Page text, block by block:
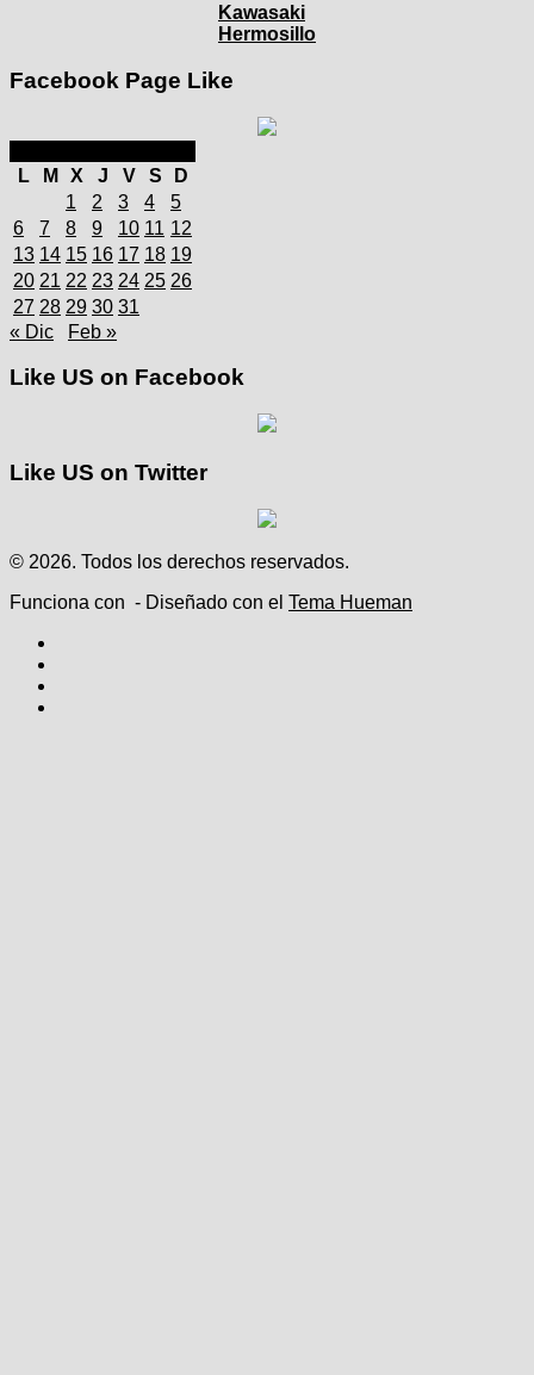
Kawasaki
Hermosillo
Facebook Page Like
L
M X J V S
D
1
2 3 4
5
6
7 8 9 10 11 12
13 14 15 16 17 18 19
20 21 22 23 24 25 26
27 28 29 30 31
« Dic
Feb »
Like US on Facebook
Like US on Twitter
© 2026. Todos los derechos reservados.
Funciona con - Diseñado con el Tema Hueman